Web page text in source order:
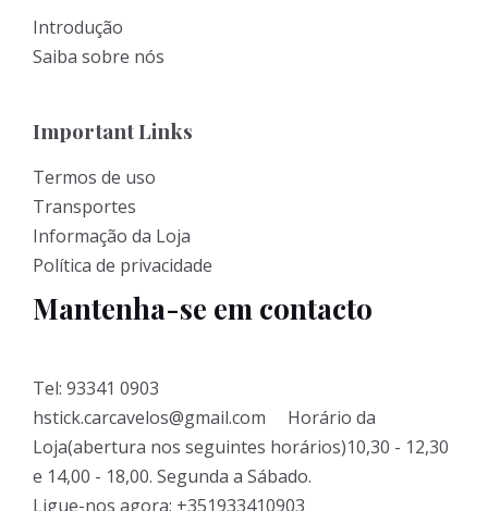
Introdução
Saiba sobre nós
Important Links
Termos de uso
Transportes
Informação da Loja
Política de privacidade
Mantenha-se em contacto
Tel: 93341 0903
hstick.carcavelos@gmail.com Horário da
Loja(abertura nos seguintes horários)10,30 - 12,30
e 14,00 - 18,00. Segunda a Sábado.
Ligue-nos agora: +351933410903